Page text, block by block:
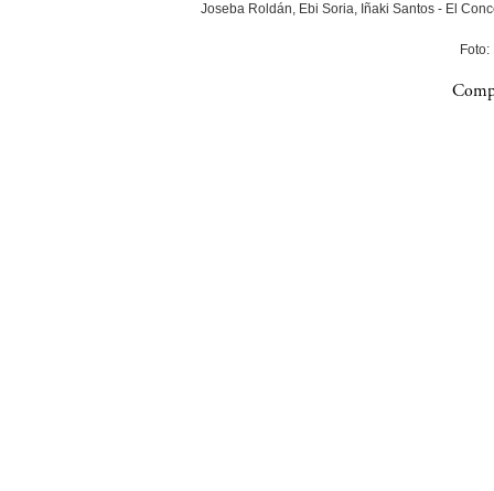
Joseba Roldán, Ebi Soria, Iñaki Santos - El